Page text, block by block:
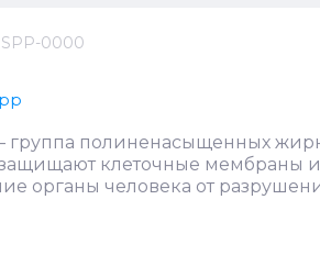
0000
группа полиненасыщенных
клеточные мембраны и
органы человека от